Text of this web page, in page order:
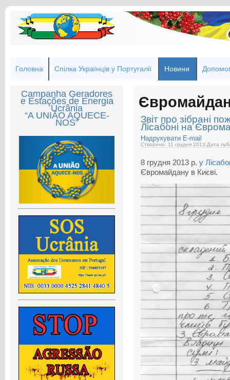
Головна Спілка Українців у Португалії Новини
Campanha Geradores
e Estações de Energia
Ucrânia
“A UNIÃO AQUECE-
NOS”
Євромайдан
Звіт про зібрані
Лісабоні на
Надрукувати E-mail
Створено: 11 грудня 2013 Дата
8 грудня 2013 р. у
Євромайдану в Києві.